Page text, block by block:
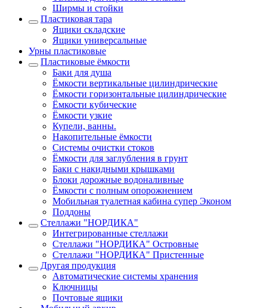
Ширмы и стойки
Пластиковая тара
Ящики складские
Ящики универсальные
Урны пластиковые
Пластиковые ёмкости
Баки для душа
Ёмкости вертикальные цилиндрические
Ёмкости горизонтальные цилиндрические
Ёмкости кубические
Ёмкости узкие
Купели, ванны.
Накопительные ёмкости
Системы очистки стоков
Ёмкости для заглубления в грунт
Баки с накидными крышками
Блоки дорожные водоналивные
Ёмкости с полным опорожнением
Мобильная туалетная кабина супер Эконом
Поддоны
Стеллажи "НОРДИКА"
Интегрированные стеллажи
Стеллажи "НОРДИКА" Островные
Стеллажи "НОРДИКА" Пристенные
Другая продукция
Автоматические системы хранения
Ключницы
Почтовые ящики